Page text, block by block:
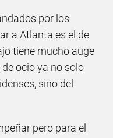
por los
a Atlanta es el de
tiene mucho auge
ocio ya no solo
sino del
pero para el